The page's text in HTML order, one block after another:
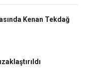
Kenan Tekdağ